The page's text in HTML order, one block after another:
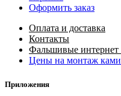
Оформить заказ
Оплата и доставка
Контакты
Фальшивые интернет
Цены на монтаж
Приложения